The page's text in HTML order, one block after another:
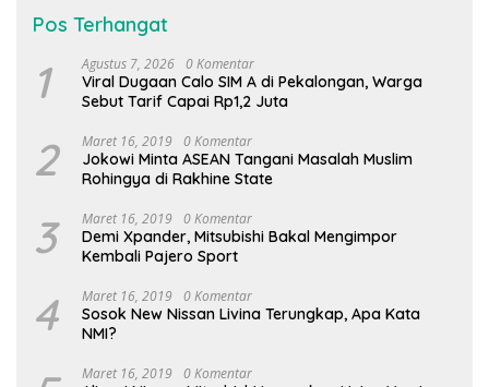
Pos Terhangat
1 Agustus 7, 2026 0 Komentar
Viral Dugaan Calo SIM A di Pekalongan, Warga
Sebut Tarif Capai Rp1,2 Juta
2 Maret 16, 2019 0 Komentar
Jokowi Minta ASEAN Tangani Masalah Muslim
Rohingya di Rakhine State
3 Maret 16, 2019 0 Komentar
Demi Xpander, Mitsubishi Bakal Mengimpor
Kembali Pajero Sport
4 Maret 16, 2019 0 Komentar
Sosok New Nissan Livina Terungkap, Apa Kata
NMI?
Maret 16, 2019 0 Komentar